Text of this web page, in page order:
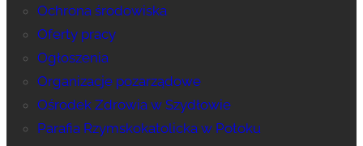
Ochrona środowiska
Oferty pracy
Ogłoszenia
Organizacje pozarządowe
Ośrodek Zdrowia w Szydłowie
Parafia Rzymskokatolicka w Potoku